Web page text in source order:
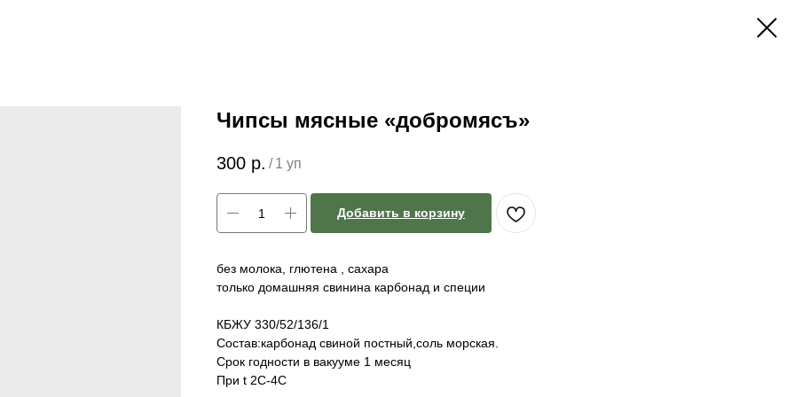
Чипсы мясные «добромясъ»
300 р. / 1 уп
Добавить в корзину
без молока, глютена , сахара
только домашняя свинина карбонад и специи
КБЖУ 330/52/136/1
Состав:карбонад свиной постный,соль морская.
Срок годности в вакууме 1 месяц
При t 2С-4С